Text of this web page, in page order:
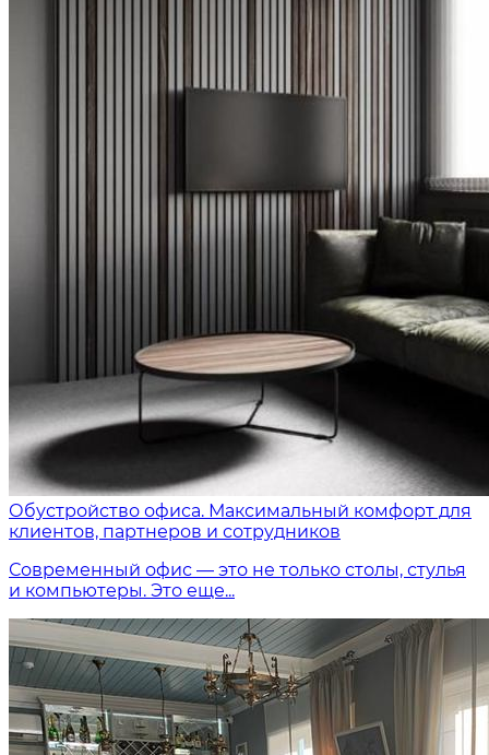
Обустройство офиса. Максимальный комфорт для
клиентов, партнеров и сотрудников
Современный офис — это не только столы, стулья
и компьютеры. Это еще...